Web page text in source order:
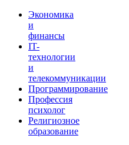
Экономика
и
финансы
IT-
технологии
и
телекоммуникации
Программирование
Профессия
психолог
Религиозное
образование